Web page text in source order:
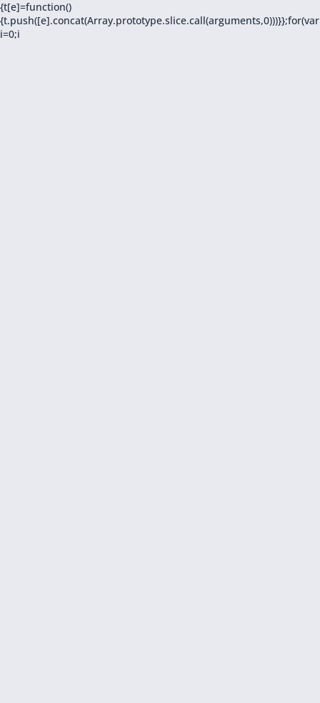
{t[e]=function()
{t.push([e].concat(Array.prototype.slice.call(arguments,0)))}};for(var
i=0;i